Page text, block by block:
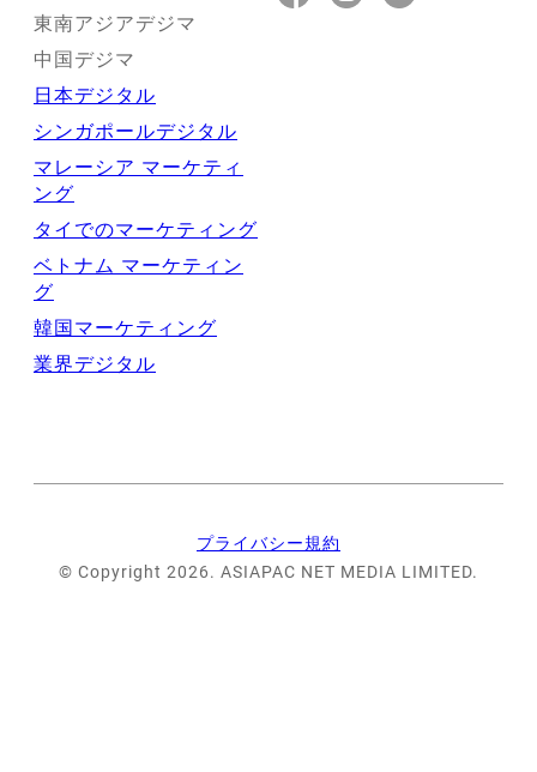
東南アジアデジマ
中国デジマ
日本デジタル
シンガポールデジタル
マレーシア マーケティ
ング
タイでのマーケティング
ベトナム マーケティン
グ
韓国マーケティング
業界デジタル
プライバシー規約
© Copyright 2026. ASIAPAC NET MEDIA LIMITED.